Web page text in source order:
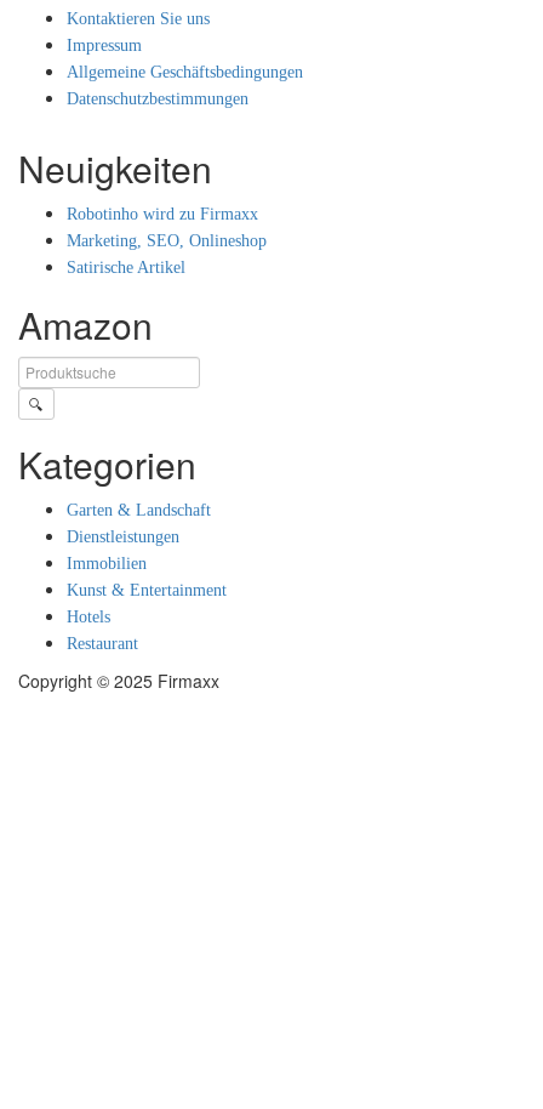
Kontaktieren Sie uns
Impressum
Allgemeine Geschäftsbedingungen
Datenschutzbestimmungen
Neuigkeiten
Robotinho wird zu Firmaxx
Marketing, SEO, Onlineshop
Satirische Artikel
Amazon
🔍
Kategorien
Garten & Landschaft
Dienstleistungen
Immobilien
Kunst & Entertainment
Hotels
Restaurant
Copyright © 2025 Firmaxx